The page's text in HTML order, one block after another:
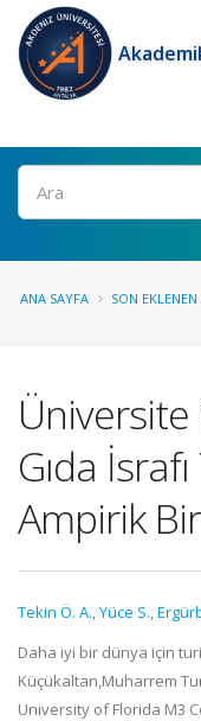
Ara
ANA SAYFA SON
Gıda
Ampirik
Tekin Ö. A.,Yüce S.,
Daha iyi bir dünya için
Küçükaltan,Muharrem
University of Florida M3